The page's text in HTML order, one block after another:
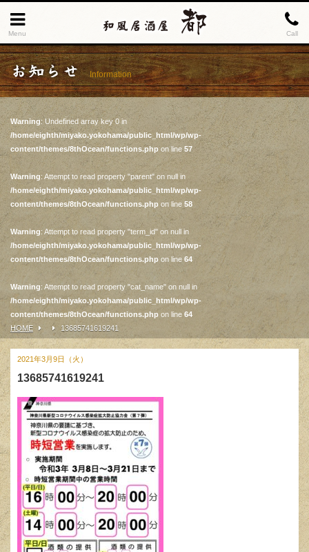
Menu Call
お知らせ Information
Warning: Undefined array key 0 in
/home/eighth/miyako.yokohama/public_html/wp/wp-
content/themes/8thOcean/functions.phpon line57
Warning: Attempt to read property "parent" on null in
/home/eighth/miyako.yokohama/public_html/wp/wp-
content/themes/8thOcean/functions.php on line 58
Warning: Attempt to read property "term_id" on null in
/home/eighth/miyako.yokohama/public_html/wp/wp-
content/themes/8thOcean/functions.php on line 64
Warning: Attempt to read property "cat_name" on null in
/home/eighth/miyako.yokohama/public_html/wp/wp-
content/themes/8thOcean/functions.php on line 64
HOME
13685741619241
2021年3月9日（火）
13685741619241